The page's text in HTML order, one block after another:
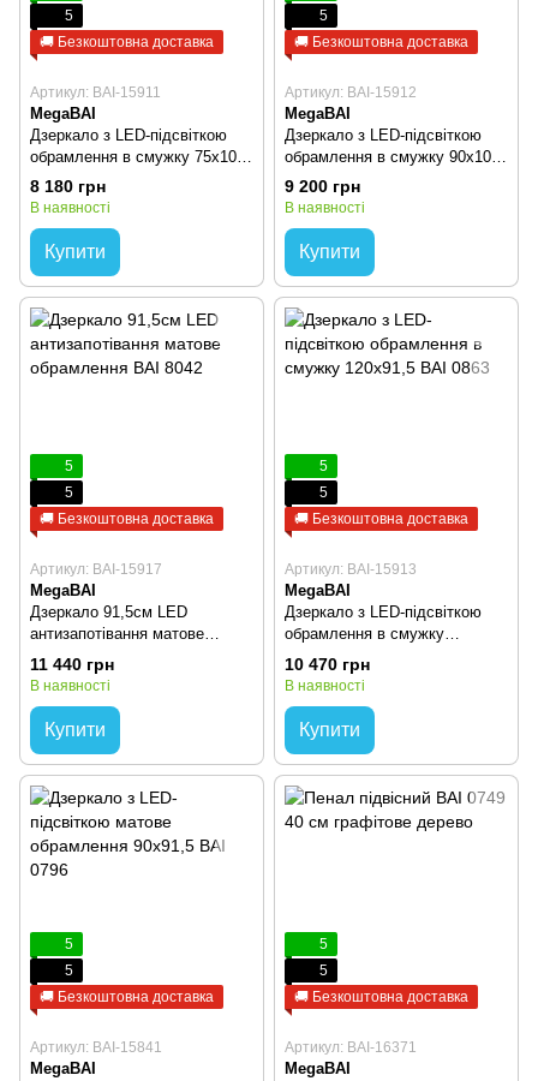
5
🚚 Безкоштовна доставка
Артикул: BAI-15911
MegaBAI
Дзеркало з LED-підсвіткою
обрамлення в смужку 75х100
BAI 0861
8 180 грн
В наявності
Купити
5
🚚 Безкоштовна доставка
Артикул: BAI-15912
MegaBAI
Дзеркало з LED-підсвіткою
обрамлення в смужку 90х100
BAI 0862
9 200 грн
В наявності
Купити
5
5
🚚 Безкоштовна доставка
Артикул: BAI-15917
MegaBAI
Дзеркало 91,5см LED
антизапотівання матове
обрамлення BAI 8042
11 440 грн
В наявності
Купити
5
5
🚚 Безкоштовна доставка
Артикул: BAI-15913
MegaBAI
Дзеркало з LED-підсвіткою
обрамлення в смужку
120х91,5 BAI 0863
10 470 грн
В наявності
Купити
5
5
🚚 Безкоштовна доставка
Артикул: BAI-15841
MegaBAI
5
5
🚚 Безкоштовна доставка
Артикул: BAI-16371
MegaBAI